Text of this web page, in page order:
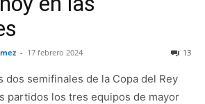
- 17 febrero 2024 13
dos semifinales de la Copa del Rey
partidos los tres equipos de mayor